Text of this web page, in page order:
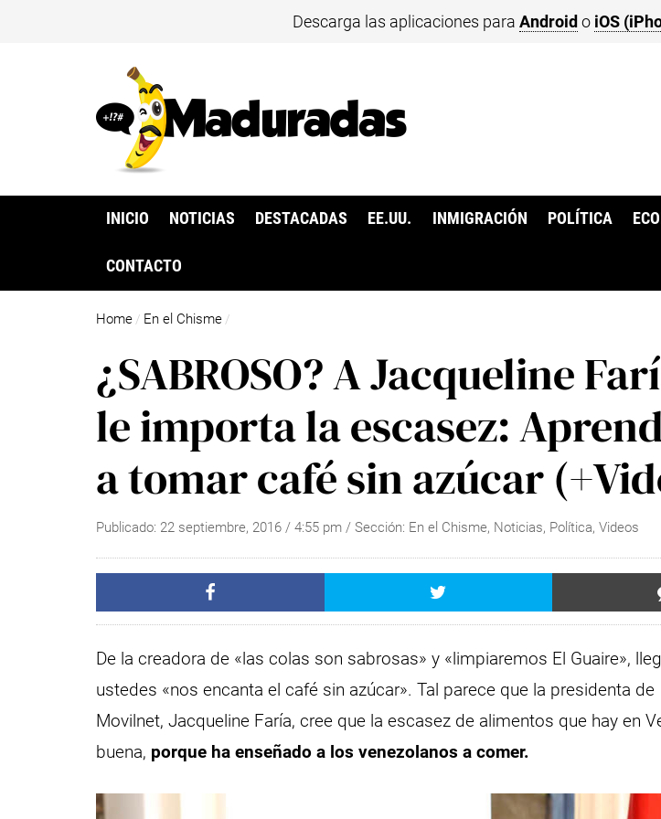
Descarga las aplicaciones para Android o iOS
INICIO NOTICIAS DESTACADAS EE.UU. INMIGRACIÓN POLÍTICA
CONTACTO
Home / En el Chisme /
¿SABROSO? A Jacqueline
le importa la escasez:
a tomar café sin azúcar
Publicado: 22 septiembre, 2016 /4:55 pm/ Sección: En el Chisme, Noticias, Política,Videos
De la creadora de «las colas son sabrosas» y «limpiaremos El Guaire»,
ustedes «nos encanta el café sin azúcar». Tal parece que la presidenta de
Movilnet, Jacqueline Faría, cree que la escasez de alimentos que hay en
buena, porque ha enseñado a los venezolanos a comer.